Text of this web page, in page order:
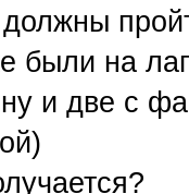
были на
и две с